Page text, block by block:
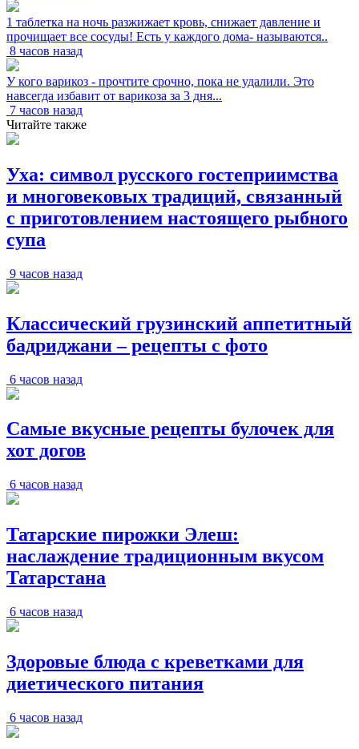
1 таблетка на ночь разжижает кровь, снижает давление и
прочищает все сосуды! Есть у каждого дома- называются..
8 часов назад
У кого варикоз - прочтите срочно, пока не удалили. Это
навсегда избавит от варикоза за 3 дня...
7 часов назад
Читайте также
Уха: символ русского гостеприимства
и многовековых традиций, связанный
с приготовлением настоящего рыбного
супа
9 часов назад
Классический грузинский аппетитный
бадриджани – рецепты с фото
6 часов назад
Самые вкусные рецепты булочек для
хот догов
6 часов назад
Татарские пирожки Элеш:
наслаждение традиционным вкусом
Татарстана
6 часов назад
Здоровые блюда с креветками для
диетического питания
6 часов назад